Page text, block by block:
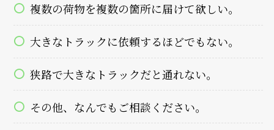
複数の荷物を複数の箇所に届けて欲しい。
大きなトラックに依頼するほどでもない。
狭路で大きなトラックだと通れない。
その他、なんでもご相談ください。